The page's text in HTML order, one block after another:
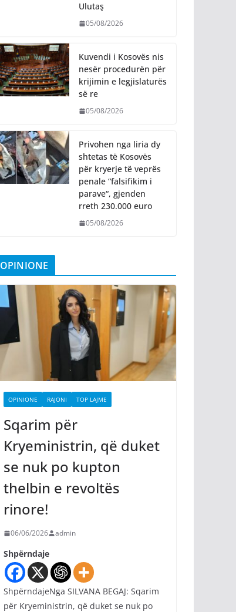
Ulutaş
05/08/2026
Kuvendi i Kosovës nis
nesër procedurën për
krijimin e legjislaturës
së re
05/08/2026
Privohen nga liria dy
shtetas të Kosovës
për kryerje të veprës
penale “falsifikim i
parave“, gjenden
rreth 230.000 euro
05/08/2026
OPINIONE
OPINIONE RAJONI TOP LAJME
Sqarim për
Kryeministrin, që duket
se nuk po kupton
thelbin e revoltës
rinore!
06/06/2026 admin
Shpërndaje
ShpërndajeNga SILVANA BEGAJ: Sqarim
për Kryeministrin, që duket se nuk po